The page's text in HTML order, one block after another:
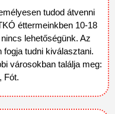
tudod átvenni
éttermeinkben 10-18
lehetőségünk. Az
fogja tudni kiválasztani.
városokban találja meg:
Fót.